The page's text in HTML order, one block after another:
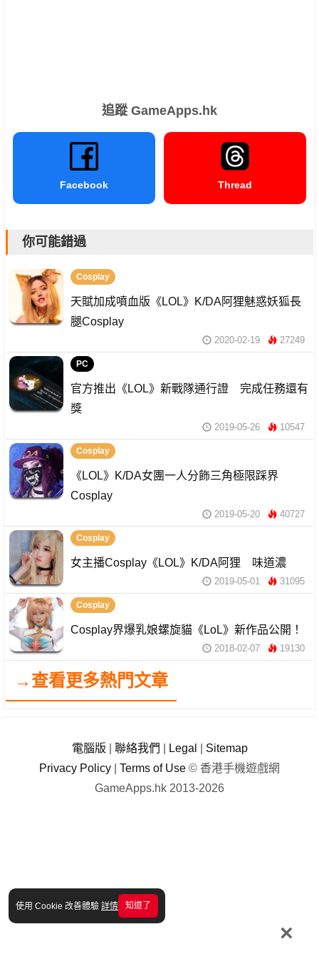
使用 Cookie 改善體驗 詳情 知道了
×
追蹤 GameApps.hk
Facebook Thread
你可能錯過
Cosplay
天賦加成噴血版《LOL》K/DA阿狸魅惑妖狐長
腿Cosplay
2020-02-19 27249
PC
官方推出《LOL》新戰隊通行證 完成任務還有
獎
2019-05-26 10547
Cosplay
《LOL》K/DA女團一人分飾三角極限踩界
Cosplay
2019-05-20 40727
Cosplay
女主播Cosplay《LOL》K/DA阿狸 味道濃
2019-05-01 31095
Cosplay
Cosplay界爆乳娘螺旋貓《LoL》新作品公開！
2018-02-07 19130
→查看更多熱門文章
電腦版 聯絡我們 Legal
Sitemap
Privacy Policy
Terms of Use © 香港手機遊戲網
GameApps.hk 2013-2026